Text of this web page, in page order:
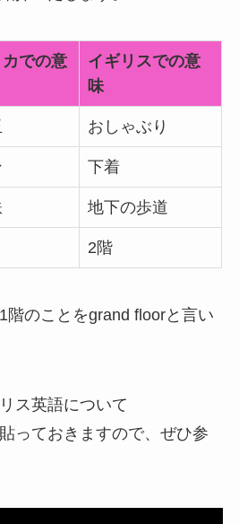
での意
イギリスでの意
味
おしゃぶり
下着
地下の歩道
2階
のことをgrand floorと言い
ス英語について
っておきますので、ぜひ参